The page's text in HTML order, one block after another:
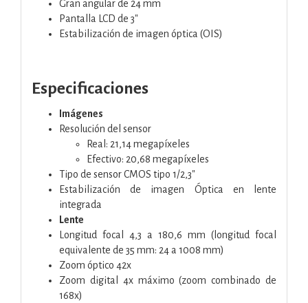
Gran angular de 24 mm
Pantalla LCD de 3"
Estabilización de imagen óptica (OIS)
Especificaciones
Imágenes
Resolución del sensor
Real: 21,14 megapíxeles
Efectivo: 20,68 megapíxeles
Tipo de sensor CMOS tipo 1/2,3"
Estabilización de imagen Óptica en lente
integrada
Lente
Longitud focal 4,3 a 180,6 mm (longitud focal
equivalente de 35 mm: 24 a 1008 mm)
Zoom óptico 42x
Zoom digital 4x máximo (zoom combinado de
168x)